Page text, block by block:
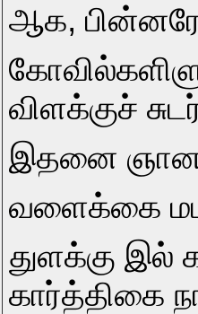
ஆக,
விளக்குச்
இதனை ஞான
வளைக்கை மட
துளக்கு இல்
கார்த்திகை